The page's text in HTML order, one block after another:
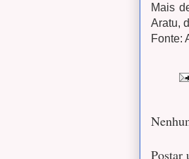
Mais
Aratu,
Fonte:
Postar